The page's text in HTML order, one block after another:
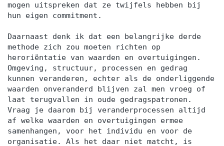
mogen uitspreken dat ze twijfels hebben bij
hun eigen commitment.
Daarnaast denk ik dat een belangrijke derde
methode zich zou moeten richten op
heroriëntatie van waarden en overtuigingen.
Omgeving, structuur, processen en gedrag
kunnen veranderen, echter als de onderliggende
waarden onveranderd blijven zal men vroeg of
laat terugvallen in oude gedragspatronen.
Vraag je daarom bij veranderprocessen altijd
af welke waarden en overtuigingen ermee
samenhangen, voor het individu en voor de
organisatie. Als het daar niet matcht, is